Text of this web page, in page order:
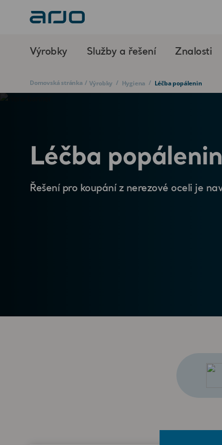
Výrobky Služby a řešení Znalosti
Domovská stránka / Výrobky / Hygiena / Léčba popálenin
Léčba popálenin
Řešení pro koupání z nerezové oceli je